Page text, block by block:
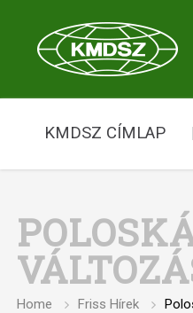
KMDSZ CÍMLAP
Home Friss Hírek